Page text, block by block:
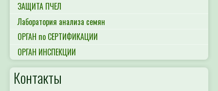
Лаборатория анализа семян
ОРГАН по СЕРТИФИКАЦИИ
ОРГАН ИНСПЕКЦИИ
Контакты